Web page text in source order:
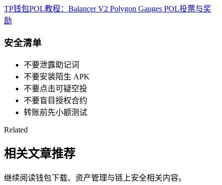
TP钱包POL教程：Balancer V2 Polygon Gauges POL投票与奖
励
安全清单
不要泄露助记词
不要安装陌生 APK
不要点击可疑空投
不要盲目授权合约
转账前先小额测试
Related
相关文章推荐
继续阅读钱包下载、资产管理与链上安全相关内容。